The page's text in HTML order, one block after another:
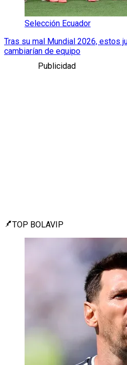
Selección Ecuador
Tras su mal Mundial 2026, estos
cambiarían de equipo
Publicidad
TOP BOLAVIP